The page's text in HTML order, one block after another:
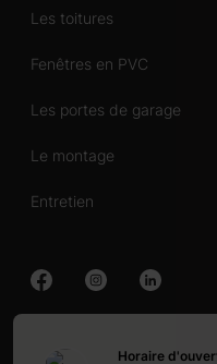
Les toitures
Fenêtres en PVC
Les portes de garage
Le montage
Entretien
Horaire